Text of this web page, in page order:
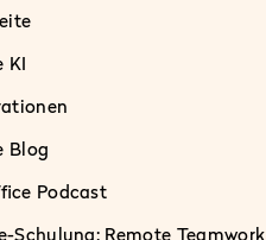
KI
Blog
Podcast
Schulung: Remote Teamwork